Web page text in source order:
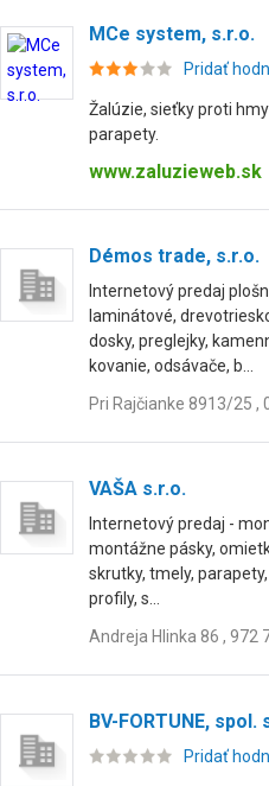
MCe system, s.r.o.
Pridať
Žalúzie, sieťky proti
parapety.
www.zaluzieweb.sk
Démos trade, s.r.o.
Internetový predaj
laminátové,
dosky, preglejky,
kovanie, odsávače, b...
Pri Rajčianke 8913/25 ,
VAŠA s.r.o.
Internetový predaj -
montážne pásky,
skrutky, tmely,
profily, s...
Andreja Hlinka 86 , 972
BV-FORTUNE, spol.
Pridať